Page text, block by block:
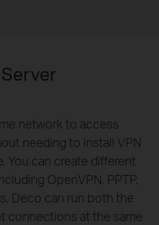
network to access
needing to install VPN
You can create different
OpenVPN, PPTP,
Deco can run both the
connections at the same